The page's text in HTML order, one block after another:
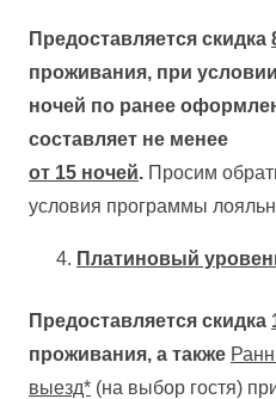
Предоставляется скидка
проживания, при
ночей по ранее
составляет не менее
от 15 ночей. Просим
условия программы
Платиновый
Предоставляется скидка
проживания, а также
выезд* (на выбор гостя)